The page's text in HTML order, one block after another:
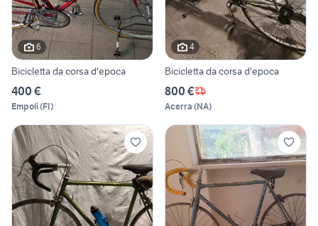
6
Bicicletta da corsa d'epoca
400 €
Empoli(FI)
4
Bicicletta da corsa d'epoca
800 €
Acerra (NA)